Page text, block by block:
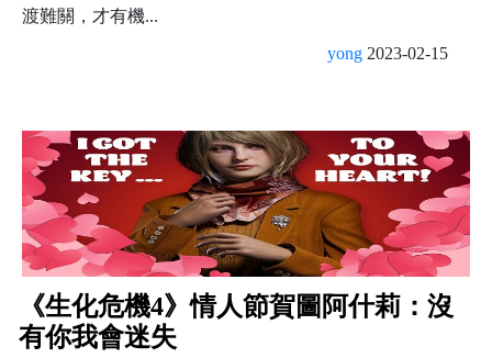
渡難關，才有機...
yong 2023-02-15
《生化危機4》情人節賀圖阿什莉：沒
有你我會迷失